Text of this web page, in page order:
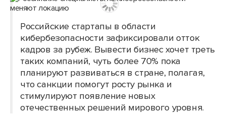
Российские стартапы в области
кибербезопасности зафиксировали отток
кадров за рубеж. Вывести бизнес хочет треть
таких компаний, чуть более 70% пока
планируют развиваться в стране, полагая,
что санкции помогут росту рынка и
стимулируют появление новых
отечественных решений мирового уровня.